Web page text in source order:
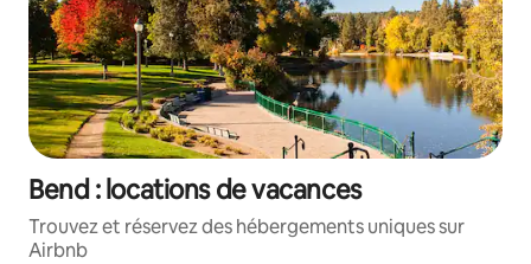
Bend : locations de vacances
Trouvez et réservez des hébergements uniques sur
Airbnb